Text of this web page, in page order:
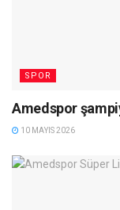
SPOR
Amedspor
10 MAYIS 2026